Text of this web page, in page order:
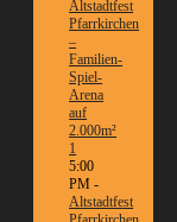
Altstadtfest
Pfarrkirchen
–
Familien-
Spiel-
Arena
auf
2.000m²
1
5:00
PM -
Altstadtfest